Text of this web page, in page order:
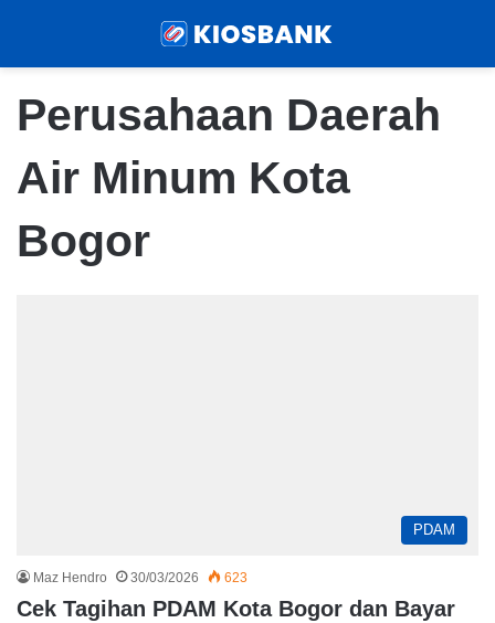
Perusahaan Daerah
Air Minum Kota
Bogor
PDAM
Maz Hendro 30/03/2026 623
Cek Tagihan PDAM Kota Bogor dan Bayar